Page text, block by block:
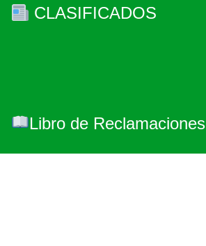
CLASIFICADOS
Libro de Reclamaciones